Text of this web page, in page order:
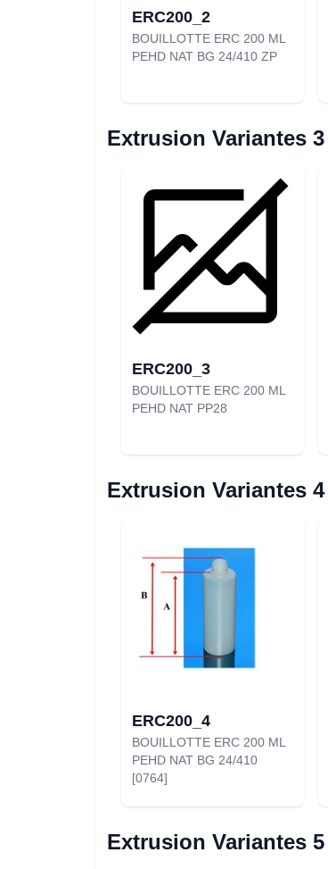
ERC200_2
BOUILLOTTE ERC 200 ML
PEHD NAT BG 24/410 ZP
Extrusion Variantes 3
ERC200_3
BOUILLOTTE ERC 200 ML
PEHD NAT PP28
Extrusion Variantes 4
ERC200_4
BOUILLOTTE ERC 200 ML
PEHD NAT BG 24/410
[0764]
Extrusion Variantes 5